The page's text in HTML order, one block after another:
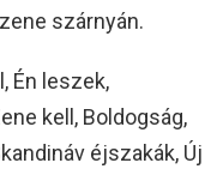
szárnyán.
Én leszek,
kell, Boldogság,
éjszakák, Új